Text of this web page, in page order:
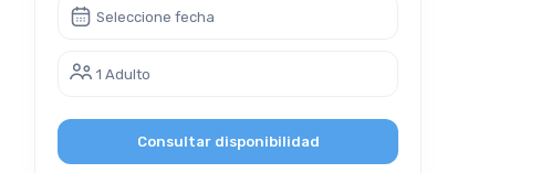
Seleccione fecha
1 Adulto
Consultar disponibilidad